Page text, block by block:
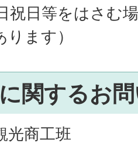
祝日等をはさむ
ます）
関するお
光商工班